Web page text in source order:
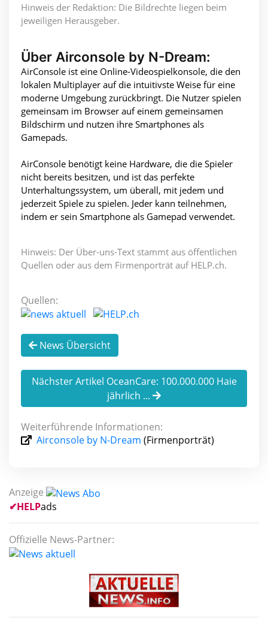
Hinweis der Redaktion: Die Bildrechte liegen beim
jeweiligen Herausgeber.
Über Airconsole by N-Dream:
AirConsole ist eine Online-Videospielkonsole, die den
lokalen Multiplayer auf die intuitivste Weise für eine
moderne Umgebung zurückbringt. Die Nutzer spielen
gemeinsam im Browser auf einem gemeinsamen
Bildschirm und nutzen ihre Smartphones als
Gamepads.
AirConsole benötigt keine Hardware, die die Spieler
nicht bereits besitzen, und ist das perfekte
Unterhaltungssystem, um überall, mit jedem und
jederzeit Spiele zu spielen. Jeder kann teilnehmen,
indem er sein Smartphone als Gamepad verwendet.
Hinweis: Der Über-uns-Text stammt aus öffentlichen
Quellen oder aus dem Firmenporträt auf HELP.ch.
Quellen:
News Übersicht
Nächster Artikel OceanCare: 100.000.000 Haie
jährlich ...
Weiterführende Informationen:
Airconsole by N-Dream (Firmenporträt)
Anzeige
✔HELPads
Offizielle News-Partner: